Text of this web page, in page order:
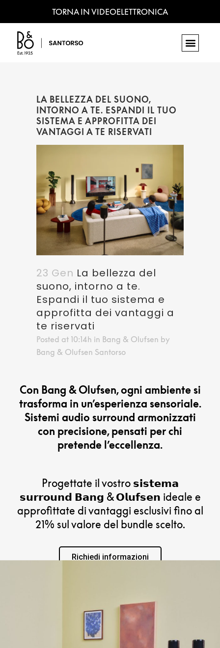
TORNA IN VIDEOELETTRONICA
LA BELLEZZA DEL SUONO,
INTORNO A TE. ESPANDI IL TUO
SISTEMA E APPROFITTA DEI
VANTAGGI A TE RISERVATI
23 Gen La bellezza del
suono, intorno a te.
Espandi il tuo sistema e
approfitta dei vantaggi a
te riservati
Posted at 10:14h in Bang & Olufsen by
Bang & Olufsen Santorso
Con Bang & Olufsen, ogni ambiente si
trasforma in un’esperienza sensoriale.
Sistemi audio surround armonizzati
con precisione, pensati per chi
pretende l’eccellenza.
Progettate il vostro 𝘀𝗶𝘀𝘁𝗲𝗺𝗮
𝘀𝘂𝗿𝗿𝗼𝘂𝗻𝗱 𝗕𝗮𝗻𝗴 & 𝗢𝗹𝘂𝗳𝘀𝗲𝗻 ideale e
approfittate di vantaggi esclusivi fino al
21% sul valore del bundle scelto.
Richiedi informazioni